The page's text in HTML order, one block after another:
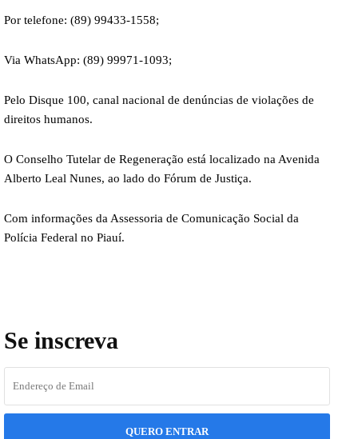
Por telefone: (89) 99433-1558;
Via WhatsApp: (89) 99971-1093;
Pelo Disque 100, canal nacional de denúncias de violações de
direitos humanos.
O Conselho Tutelar de Regeneração está localizado na Avenida
Alberto Leal Nunes, ao lado do Fórum de Justiça.
Com informações da Assessoria de Comunicação Social da
Polícia Federal no Piauí.
Se inscreva
QUERO ENTRAR